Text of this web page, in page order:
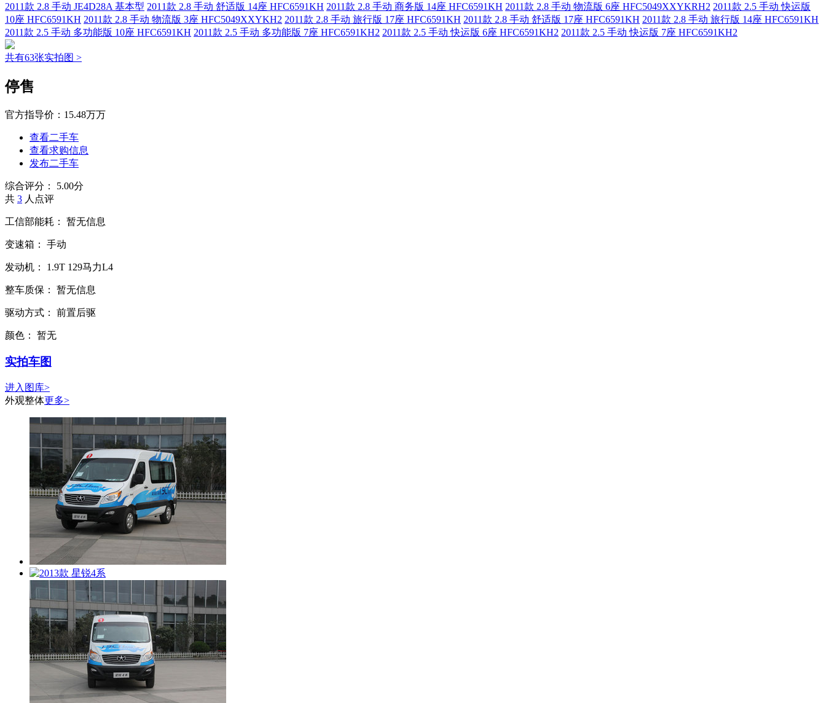
2011款 2.8 手动 JE4D28A 基本型 2011款 2.8 手动 舒适版 14座 HFC6591KH 2011款 2.8 手动 商务版 14座 HFC6591KH 2011款 2.8 手动 物流版 6座 HFC5049XXYKRH2 2011款 2.5 手动 快运版
10座 HFC6591KH 2011款 2.8 手动 物流版 3座 HFC5049XXYKH2 2011款 2.8 手动 旅行版 17座 HFC6591KH 2011款 2.8 手动 舒适版 17座 HFC6591KH 2011款 2.8 手动 旅行版 14座 HFC6591KH
2011款 2.5 手动 多功能版 10座 HFC6591KH 2011款 2.5 手动 多功能版 7座 HFC6591KH2 2011款 2.5 手动 快运版 6座 HFC6591KH2 2011款 2.5 手动 快运版 7座 HFC6591KH2
共有63张实拍图 >
停售
官方指导价： 15.48万万
查看二手车
查看求购信息
发布二手车
综合评分：
5.00分
共 3 人点评
工信部能耗： 暂无信息
变速箱： 手动
发动机： 1.9T 129马力L4
整车质保： 暂无信息
驱动方式： 前置后驱
颜色： 暂无
实拍车图
进入图库>
外观整体更多>